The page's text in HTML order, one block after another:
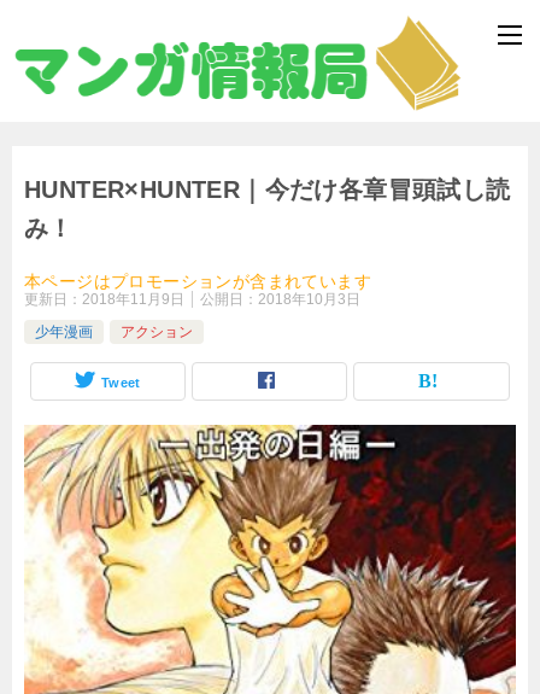
HUNTER×HUNTER｜今だけ各章冒頭試し読
み！
本ページはプロモーションが含まれています
更新日： 2018年11月9日 公開日： 2018年10月3日
少年漫画
アクション
Tweet